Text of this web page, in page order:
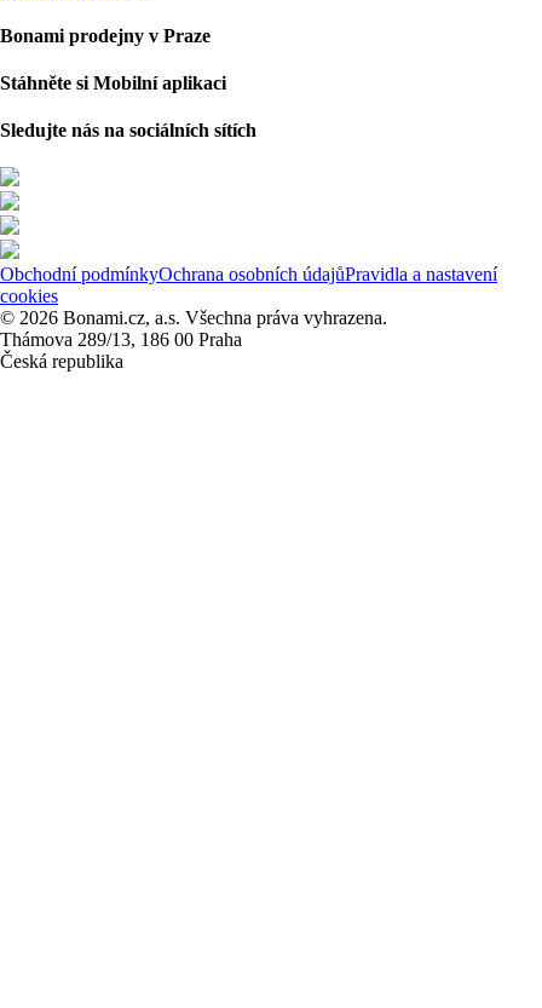
Bonami prodejny v Praze
Stáhněte si Mobilní aplikaci
Sledujte nás na sociálních sítích
Obchodní podmínkyOchrana osobních údajůPravidla a nastavení
cookies
© 2026 Bonami.cz, a.s. Všechna práva vyhrazena.
Thámova 289/13, 186 00 Praha
Česká republika